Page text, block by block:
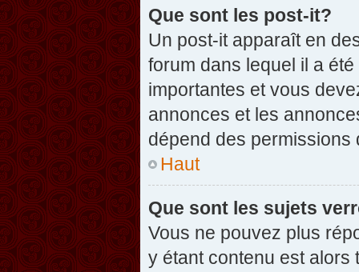
Que sont les post-it?
Un post-it apparaît en
forum dans lequel il a
importantes et vous
annonces et les
dépend des permissions
Haut
Que sont les sujets
Vous ne pouvez plus
y étant contenu est alors